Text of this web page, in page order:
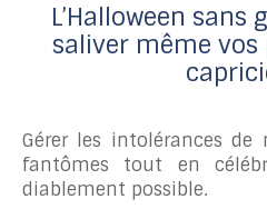
L’Halloween
saliver même
Gérer les intolérances
fantômes tout en
diablement possible.